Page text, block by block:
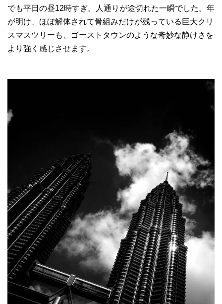
でも平日の昼12時すぎ。人通りが途切れた一瞬でした。年
が明け、ほぼ解体されて骨組みだけが残っている巨大クリ
スマスツリーも、ゴーストタウンのような奇妙な静けさを
より強く感じさせます。